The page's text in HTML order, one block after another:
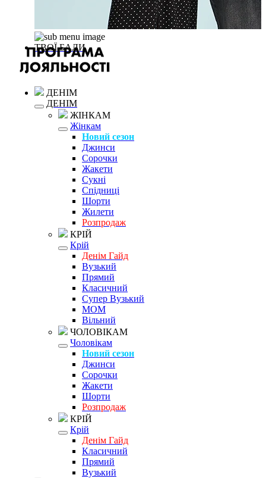
ТВОЇ БАЛИ
ДЕНІМ
ДЕНІМ
ЖІНКАМ
Жінкам
Новий сезон
Джинси
Сорочки
Жакети
Сукні
Спідниці
Шорти
Жилети
Розпродаж
КРІЙ
Крій
Денім Гайд
Вузький
Прямий
Класичний
Супер Вузький
MOM
Вільний
ЧОЛОВІКАМ
Чоловікам
Новий сезон
Джинси
Сорочки
Жакети
Шорти
Розпродаж
КРІЙ
Крій
Денім Гайд
Класичний
Прямий
Вузький